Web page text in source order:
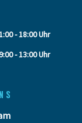
- 18:00 Uhr
- 13:00 Uhr